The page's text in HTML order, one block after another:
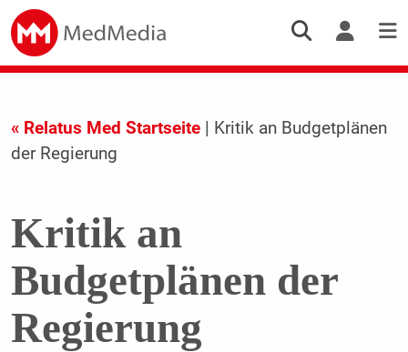
« Relatus Med Startseite| Kritik an Budgetplänen
der Regierung
Kritik an
Budgetplänen der
Regierung